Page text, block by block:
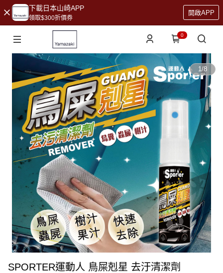
下載日本山崎APP
領取$300折價券
開啟APP
0
1/8
SPORTER運動人 鳥屎剋星 去汙清潔劑